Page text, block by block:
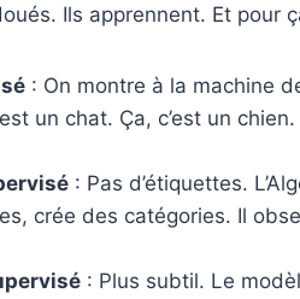
Ils apprennent. Et pour
: On montre à la machine
un chat. Ça, c’est un
: Pas d’étiquettes.
crée des catégories. Il
: Plus subtil. Le